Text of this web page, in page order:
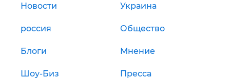
Новости Украина
россия Общество
Блоги Мнение
Шоу-Биз Пресса